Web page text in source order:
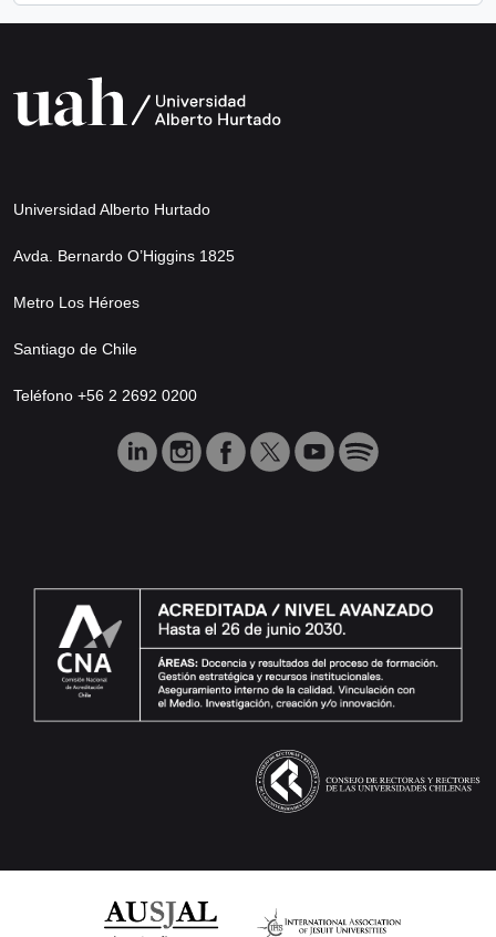
Universidad Alberto Hurtado
Avda. Bernardo O’Higgins 1825
Metro Los Héroes
Santiago de Chile
Teléfono +56 2 2692 0200